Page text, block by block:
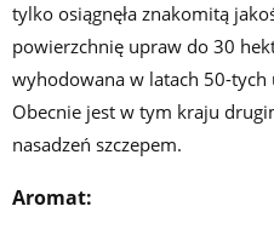
tylko osiągnęła znakomitą
powierzchnię upraw do 30
wyhodowana w latach 50-tych
Obecnie jest w tym kraju
nasadzeń szczepem.
Aromat: